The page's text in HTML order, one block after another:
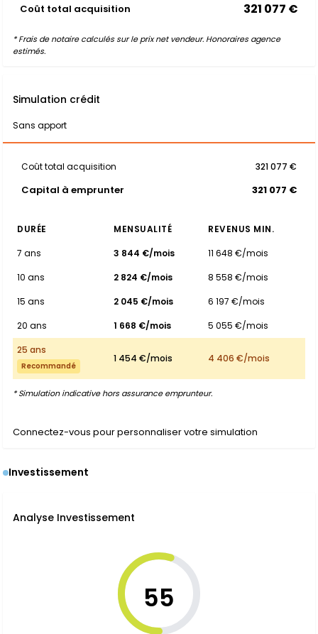
Coût total acquisition 321 077 €
* Frais de notaire calculés sur le prix net vendeur. Honoraires agence
estimés.
Simulation crédit
Sans apport
Coût total acquisition 321 077 €
Capital à emprunter 321 077 €
DURÉE MENSUALITÉ
REVENUS MIN.
7 ans
3 844 €/mois
11 648 €/mois
10 ans
2 824 €/mois
8 558 €/mois
15 ans
2 045 €/mois
6 197 €/mois
20 ans
1 668 €/mois
5 055 €/mois
25 ans
Recommandé
1 454 €/mois 4 406 €/mois
* Simulation indicative hors assurance emprunteur.
Connectez-vous pour personnaliser votre simulation
Investissement
Analyse Investissement
55